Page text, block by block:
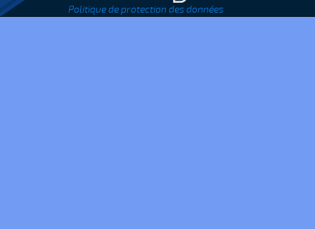
Politique de protection des données